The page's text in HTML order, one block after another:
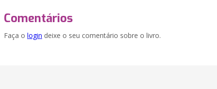
Comentários
Faça o login deixe o seu comentário sobre o livro.